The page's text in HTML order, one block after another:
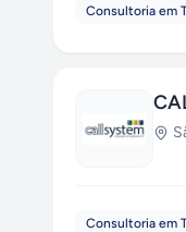
Consultoria em
Consultoria em